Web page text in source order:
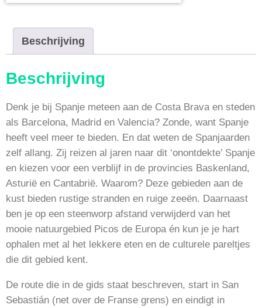
Beschrijving
Beschrijving
Denk je bij Spanje meteen aan de Costa Brava en steden
als Barcelona, Madrid en Valencia? Zonde, want Spanje
heeft veel meer te bieden. En dat weten de Spanjaarden
zelf allang. Zij reizen al jaren naar dit ‘onontdekte’ Spanje
en kiezen voor een verblijf in de provincies Baskenland,
Asturië en Cantabrië. Waarom? Deze gebieden aan de
kust bieden rustige stranden en ruige zeeën. Daarnaast
ben je op een steenworp afstand verwijderd van het
mooie natuurgebied Picos de Europa én kun je je hart
ophalen met al het lekkere eten en de culturele pareltjes
die dit gebied kent.
De route die in de gids staat beschreven, start in San
Sebastián (net over de Franse grens) en eindigt in